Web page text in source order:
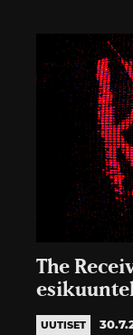
The
UUTISET